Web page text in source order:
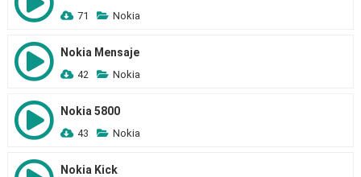
71 Nokia
Nokia Mensaje
42 Nokia
Nokia 5800
43 Nokia
Nokia Kick